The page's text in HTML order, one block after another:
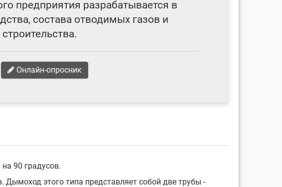
предприятия разрабатывается в
состава отводимых газов и
Онлайн-опросник
90 градусов.
этого типа представляет собой две трубы -